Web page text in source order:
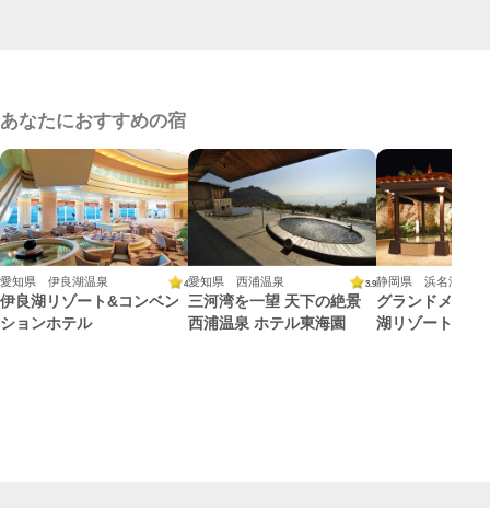
あなたにおすすめの宿
愛知県 伊良湖温泉 4
伊良湖リゾート&コンベン
ションホテル
愛知県 西浦温泉 3.9
三河湾を一望 天下の絶景
西浦温泉 ホテル東海園
静岡県 浜名湖雄踏
グランドメルキ
湖リゾート＆ス